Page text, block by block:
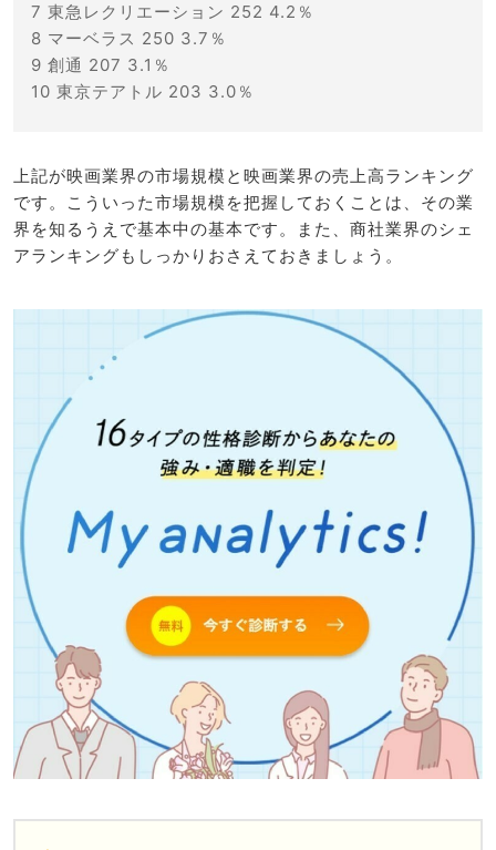
7 東急レクリエーション 252 4.2％
8 マーベラス 250 3.7％
9 創通 207 3.1％
10 東京テアトル 203 3.0％
上記が映画業界の市場規模と映画業界の売上高ランキング
です。こういった市場規模を把握しておくことは、その業
界を知るうえで基本中の基本です。また、商社業界のシェ
アランキングもしっかりおさえておきましょう。